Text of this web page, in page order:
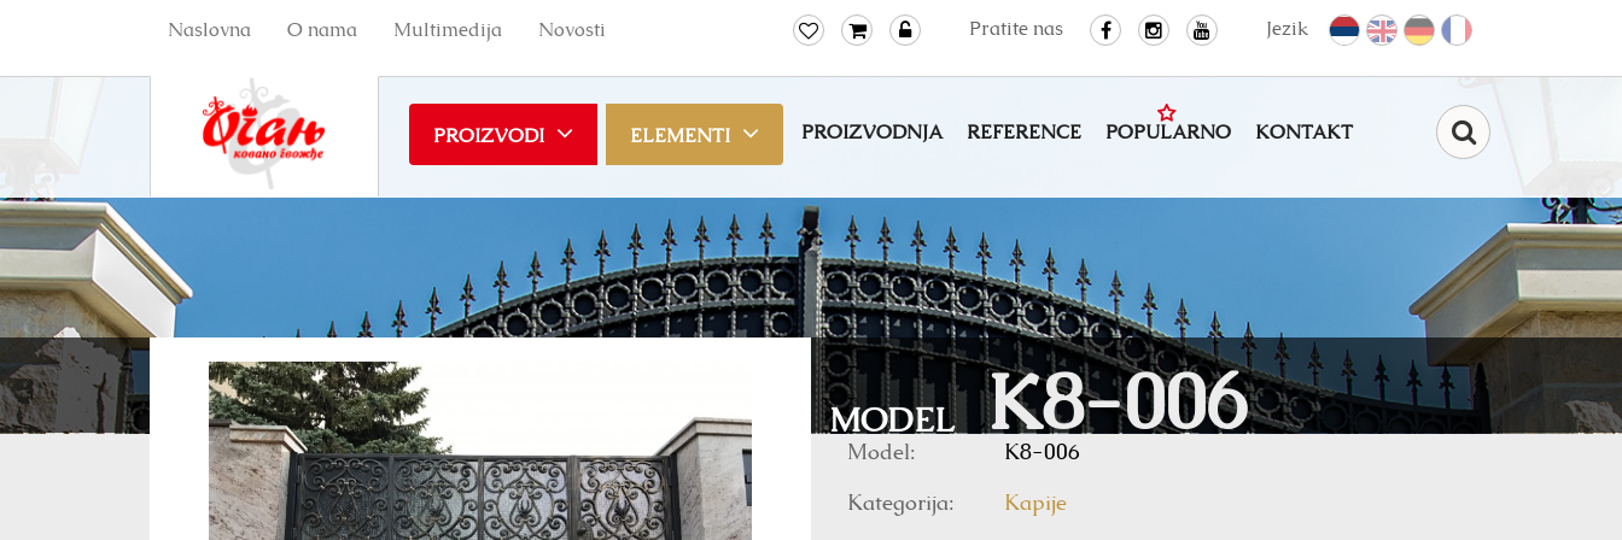
Jezik
Pratite nas
Naslovna O nama Multimedija Novosti
PROIZVODI ELEMENTI PROIZVODNJA REFERENCE POPULARNO KONTAKT
MODEL K8-006
Model: K8-006
Kategorija: Kapije